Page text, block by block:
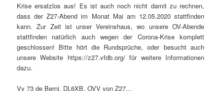
Krise ersatzlos aus! Es ist auch noch nicht damit zu rechnen,
dass der Z27-Abend im Monat Mai am 12.05.2020 stattfinden
kann. Zur Zeit ist unser Vereinshaus, wo unsere OV-Abende
stattfinden natürlich auch wegen der Corona-Krise komplett
geschlossen! Bitte hört die Rundsprüche, oder besucht auch
unsere Website https://z27.vfdb.org/ für weitere Informationen
dazu.
Vy 73 de Berni, DL6XB, OVV von Z27…